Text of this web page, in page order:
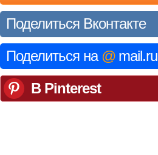
Поделиться Вконтакте
Поделиться на @ mail.ru
В Pinterest